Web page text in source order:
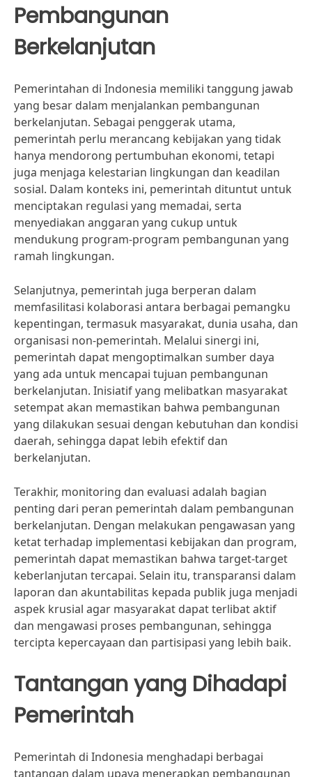
Pembangunan
Berkelanjutan
Pemerintahan di Indonesia memiliki tanggung jawab
yang besar dalam menjalankan pembangunan
berkelanjutan. Sebagai penggerak utama,
pemerintah perlu merancang kebijakan yang tidak
hanya mendorong pertumbuhan ekonomi, tetapi
juga menjaga kelestarian lingkungan dan keadilan
sosial. Dalam konteks ini, pemerintah dituntut untuk
menciptakan regulasi yang memadai, serta
menyediakan anggaran yang cukup untuk
mendukung program-program pembangunan yang
ramah lingkungan.
Selanjutnya, pemerintah juga berperan dalam
memfasilitasi kolaborasi antara berbagai pemangku
kepentingan, termasuk masyarakat, dunia usaha, dan
organisasi non-pemerintah. Melalui sinergi ini,
pemerintah dapat mengoptimalkan sumber daya
yang ada untuk mencapai tujuan pembangunan
berkelanjutan. Inisiatif yang melibatkan masyarakat
setempat akan memastikan bahwa pembangunan
yang dilakukan sesuai dengan kebutuhan dan kondisi
daerah, sehingga dapat lebih efektif dan
berkelanjutan.
Terakhir, monitoring dan evaluasi adalah bagian
penting dari peran pemerintah dalam pembangunan
berkelanjutan. Dengan melakukan pengawasan yang
ketat terhadap implementasi kebijakan dan program,
pemerintah dapat memastikan bahwa target-target
keberlanjutan tercapai. Selain itu, transparansi dalam
laporan dan akuntabilitas kepada publik juga menjadi
aspek krusial agar masyarakat dapat terlibat aktif
dan mengawasi proses pembangunan, sehingga
tercipta kepercayaan dan partisipasi yang lebih baik.
Tantangan yang Dihadapi
Pemerintah
Pemerintah di Indonesia menghadapi berbagai
tantangan dalam upaya menerapkan pembangunan